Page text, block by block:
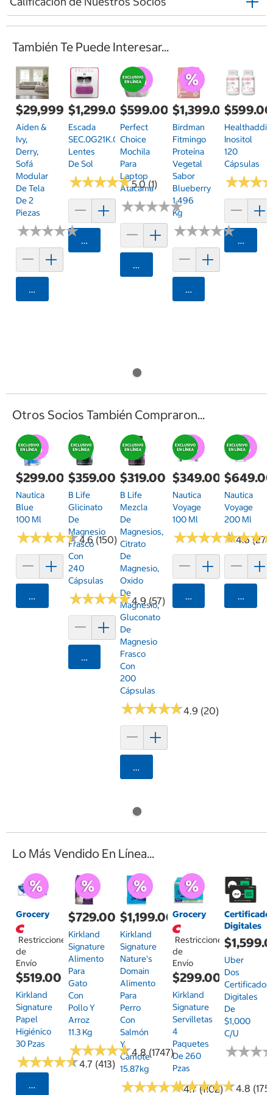
También Te Puede Interesar...
$29,999.00
Aiden &
Ivy,
Derry,
Sofá
Modular
De Tela
De 2
Piezas
★★★★★
★★★★★
Agregar
$1,299.00
Escada
SEC.0G21K.0700.52
Lentes
De Sol
★★★★★
★★★★★5.0 (1)
Agregar
$599.00
Perfect
Choice
Mochila
Para
Laptop
Atacama
★★★★★
★★★★★
Agregar
$1,399.00
Birdman
Fitmingo
Proteína
Vegetal
Sabor
Blueberry
1.496
Kg
★★★★★
★★★★★
Agregar
$599.00
Inositol
120
Cápsulas
★★★
★★★
Otros Socios También Compraron...
$299.00
Nautica
Blue
100 Ml
★★★★★
★★★★★4.6 (150)
Agregar
$359.00
B Life
Glicinato
De
Magnesio
Frasco
Con
240
Cápsulas
★★★★★
★★★★★4.9 (57)
Agregar
$319.00
B Life
Mezcla
De
Magnesios,
Citrato
De
Magnesio,
Oxido
De
Magnesio,
Gluconato
De
Magnesio
Frasco
Con
200
Cápsulas
★★★★★
★★★★★4.9 (20)
Agregar
$349.00
Nautica
Voyage
100 Ml
★★★★★
★★★★★4.6 (271)
Agregar
Nautica
Voyage
200 Ml
★★★
★★★
Lo Más Vendido En Línea...
Grocery
Restricciones
de
Envío
$519.00
Kirkland
Signature
Papel
Higiénico
30 Pzas
★★★★★
★★★★★4.7 (413)
Seleccionar Código Postal
$729.00
Kirkland
Signature
Alimento
Para
Gato
Con
Pollo Y
Arroz
11.3 Kg
★★★★★
★★★★★4.8 (1747)
$1,199.00
Kirkland
Signature
Nature's
Domain
Alimento
Para
Perro
Con
Salmón
Y
Camote
15.87kg
★★★★★
★★★★★4.7 (1102)
Grocery
Restricciones
de
Envío
$299.00
Kirkland
Signature
Servilletas
4
Paquetes
De 260
Pzas
★★★★★
★★★★★4.8 (175)
Digitales
Uber
Dos
Certificados
Digitales
De
$1,000
C/u
★★★
★★★